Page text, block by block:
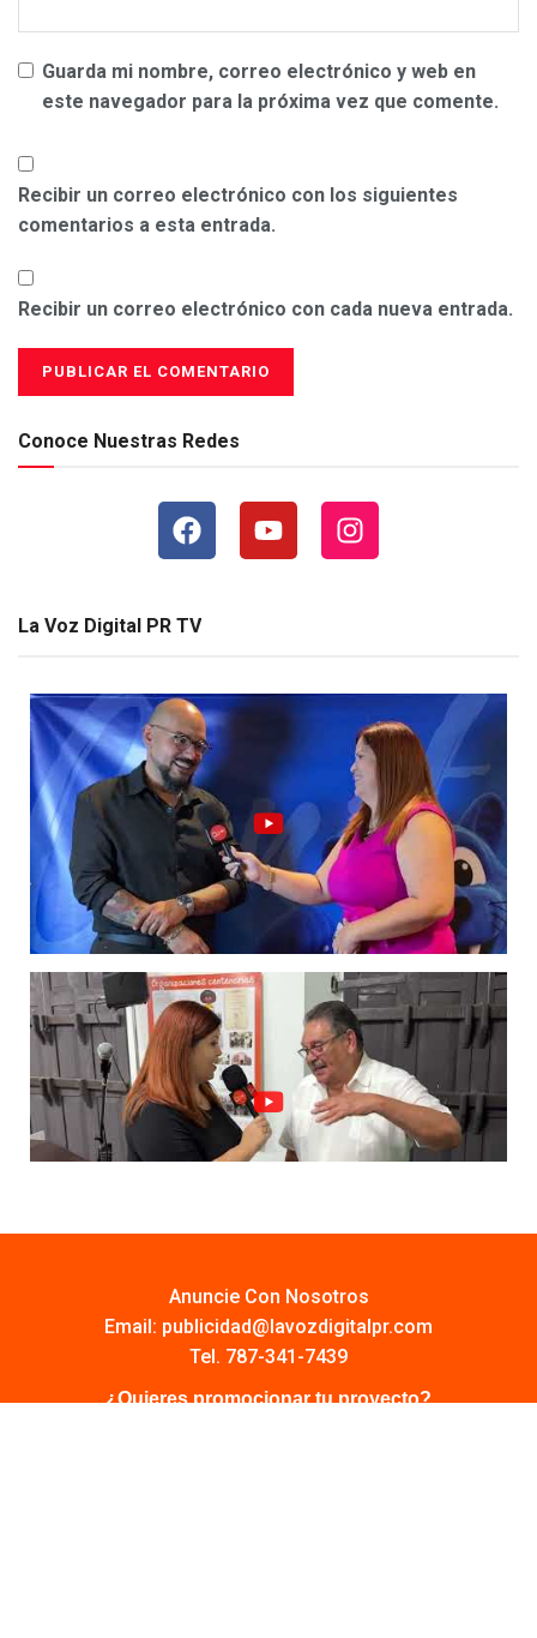
Guarda mi nombre, correo electrónico y web en
este navegador para la próxima vez que comente.
Recibir un correo electrónico con los siguientes
comentarios a esta entrada.
Recibir un correo electrónico con cada nueva entrada.
Conoce Nuestras Redes
La Voz Digital PR TV
Anuncie Con Nosotros
Email: publicidad@lavozdigitalpr.com
Tel. 787-341-7439
¿Quieres promocionar tu proyecto?